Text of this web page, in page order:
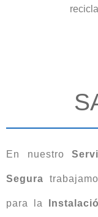
En nuestro
Segura
para la